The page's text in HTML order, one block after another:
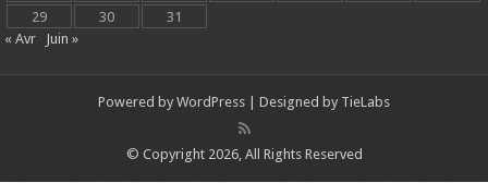
29
30
31
« Avr
Juin »
Powered by WordPress | Designed by TieLabs
© Copyright 2026, All Rights Reserved